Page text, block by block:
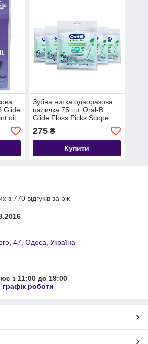
Glide
oil
Зубна нитка одноразова
паличка 75 шт. Oral-B
Glide Floss Picks Scope
275₴
Купити
з 770 відгуків за рік
47, Одеса, Україна
з 11:00 до 19:00
графік роботи